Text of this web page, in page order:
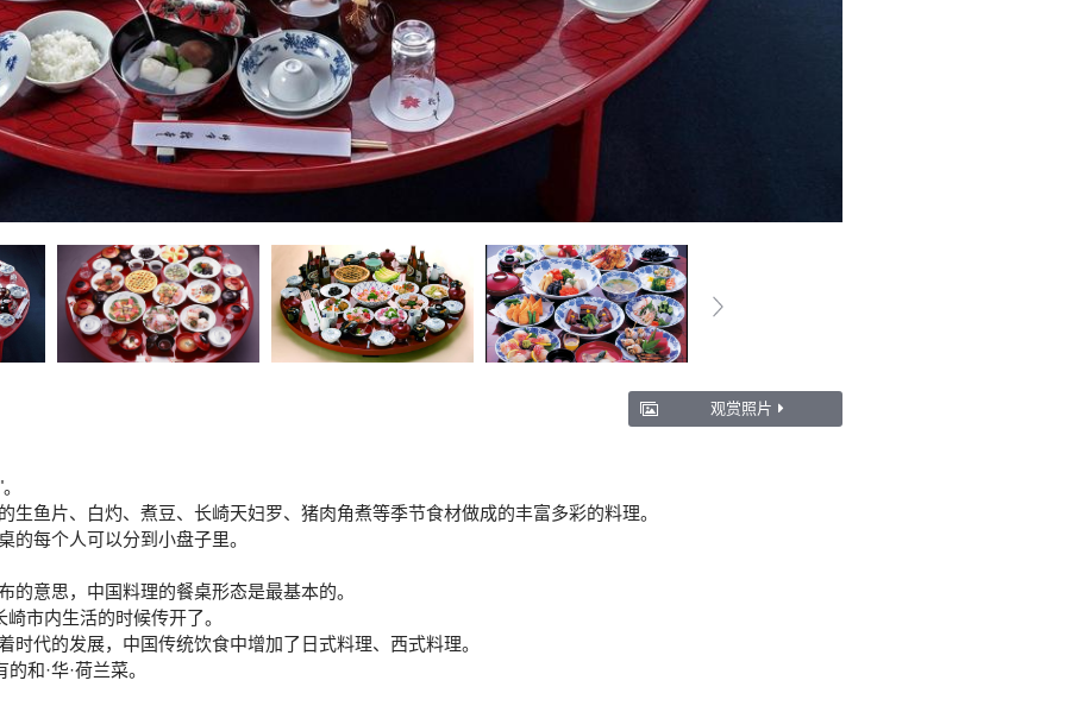
观赏照片
生鱼片、白灼、煮豆、长崎天妇罗、猪肉角煮等季节食材做成的丰富多彩的料理。
的每个人可以分到小盘子里。
的意思，中国料理的餐桌形态是最基本的。
市内生活的时候传开了。
时代的发展，中国传统饮食中增加了日式料理、西式料理。
和·华·荷兰菜。